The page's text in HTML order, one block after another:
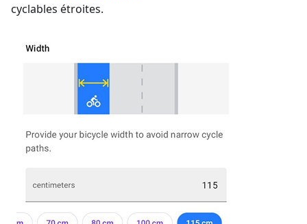
cyclables étroites.